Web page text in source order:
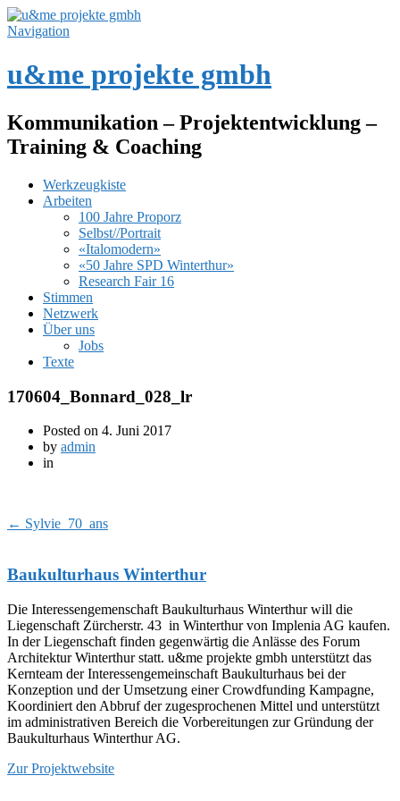
Navigation
u&me projekte gmbh
Kommunikation – Projektentwicklung –
Training & Coaching
Werkzeugkiste
Arbeiten
100 Jahre Proporz
Selbst//Portrait
«Italomodern»
«50 Jahre SPD Winterthur»
Research Fair 16
Stimmen
Netzwerk
Über uns
Jobs
Texte
170604_Bonnard_028_lr
Posted on 4. Juni 2017
by admin
in
← Sylvie_70_ans
Baukulturhaus Winterthur
Die Interessengemenschaft Baukulturhaus Winterthur will die
Liegenschaft Zürcherstr. 43 in Winterthur von Implenia AG kaufen.
In der Liegenschaft finden gegenwärtig die Anlässe des Forum
Architektur Winterthur statt. u&me projekte gmbh unterstützt das
Kernteam der Interessengemeinschaft Baukulturhaus bei der
Konzeption und der Umsetzung einer Crowdfunding Kampagne,
Koordiniert den Abbruf der zugesprochenen Mittel und unterstützt
im administrativen Bereich die Vorbereitungen zur Gründung der
Baukulturhaus Winterthur AG.
Zur Projektwebsite